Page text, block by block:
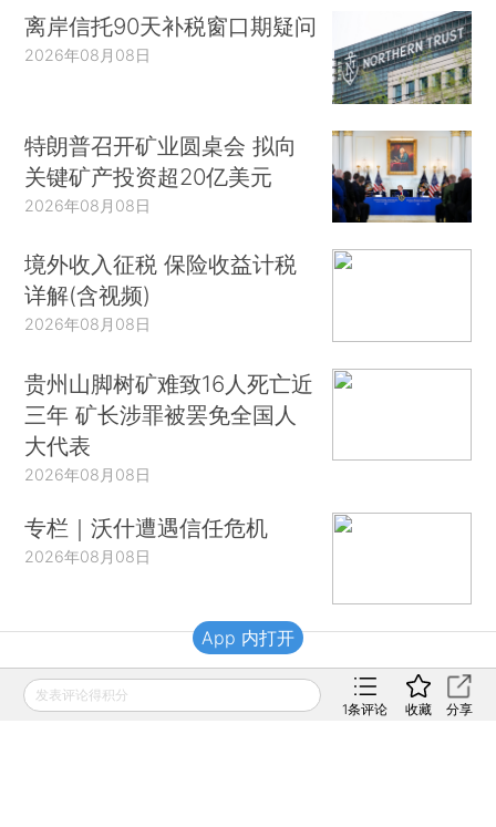
离岸信托90天补税窗口期疑问
2026年08月08日
特朗普召开矿业圆桌会 拟向
关键矿产投资超20亿美元
2026年08月08日
境外收入征税 保险收益计税
详解(含视频)
2026年08月08日
贵州山脚树矿难致16人死亡近
三年 矿长涉罪被罢免全国人
大代表
2026年08月08日
专栏｜沃什遭遇信任危机
2026年08月08日
财新移动
发表评论得积分
1条评论 收藏 分享
App 内打开